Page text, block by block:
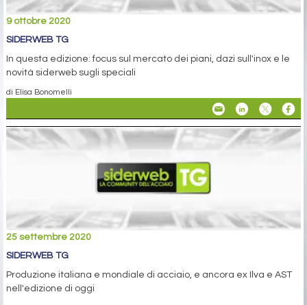
9 ottobre 2020
SIDERWEB TG
In questa edizione: focus sul mercato dei piani, dazi sull'inox e le
novità siderweb sugli speciali
di Elisa Bonomelli
25 settembre 2020
SIDERWEB TG
Produzione italiana e mondiale di acciaio, e ancora ex Ilva e AST
nell'edizione di oggi